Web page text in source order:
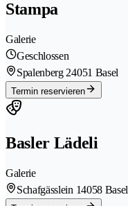
Stampa
Galerie
Geschlossen
Spalenberg 24051 Basel
Termin reservieren
Basler Lädeli
Galerie
Schafgässlein 14058 Basel